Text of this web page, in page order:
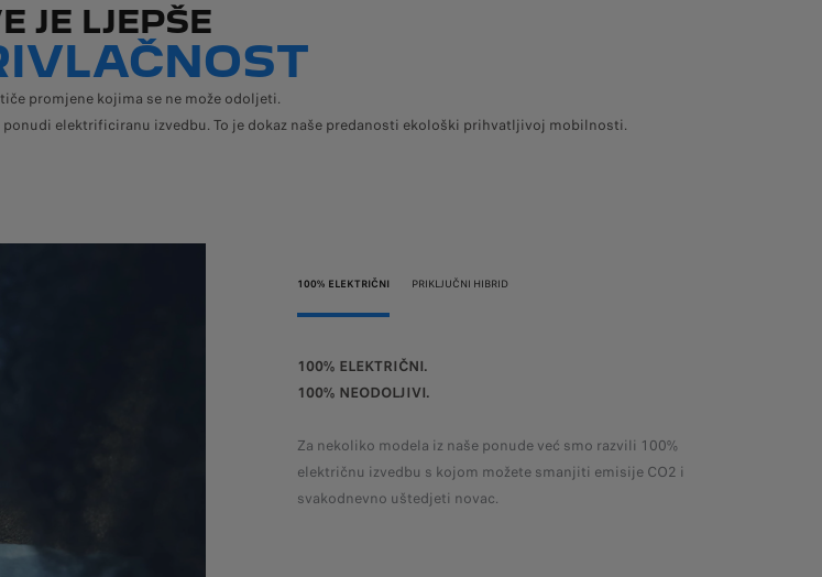
JE LJEPŠE
promjene kojima se ne može odoljeti.
elektrificiranu izvedbu. ​To je dokaz naše predanosti ekološki prihvatljivoj mobilnosti.
hibridni model odluče se za najbolje
možete voziti 100-postotno na električni
vožnjama možete iskoristiti domet
100% ELEKTRIČNI.
100% NEODOLJIVI.
Za nekoliko modela iz naše ponude već smo razvili 100%
električnu izvedbu s kojom možete smanjiti emisije CO2 i
svakodnevno uštedjeti novac.
100% ELEKTRIČNI PRIKLJUČNI HIBRID